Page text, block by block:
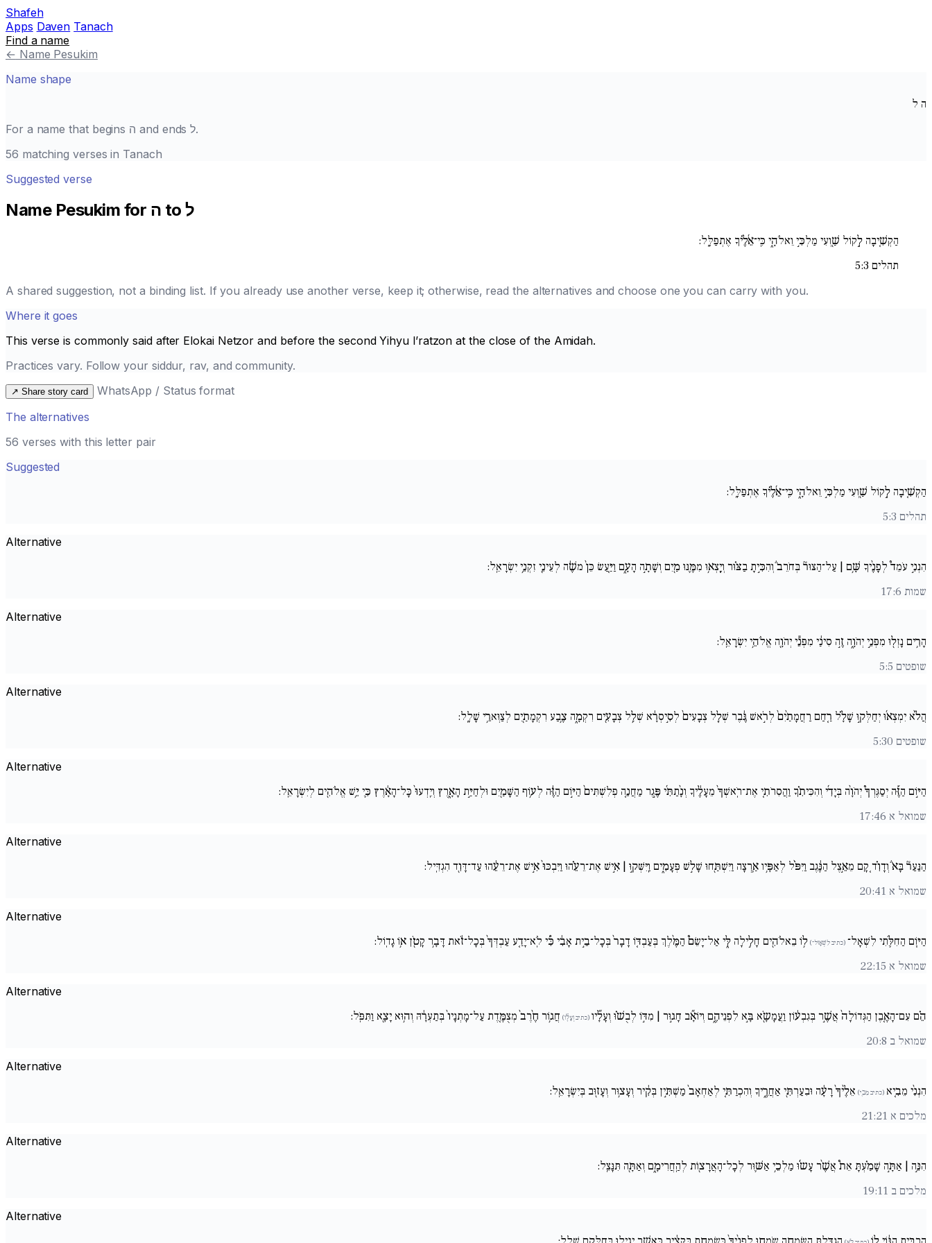
Shafeh
Apps Daven Tanach
Find a name
← Name Pesukim
Name shape
ה ל
For a name that begins ה and endsל.
56 matching verses in Tanach
Suggested verse
Name Pesukim for ה to ל
הַקְשִׁ֚יבָה לְ֣קוֹל שַׁ֖וְעִי מַלְכִּ֣י וֵאלֹהָ֑י כִּֽי־אֵ֜לֶ֗יךָ אֶתְפַּלָּֽל:
תהלים 5:3
A shared suggestion, not a binding list. If you already use another verse, keep it; otherwise, read the alternatives and choose one you can carry with you.
Where it goes
This verse is commonly said after Elokai Netzor and before the secondYihyu l’ratzon at the close of the Amidah.
Practices vary. Follow your siddur, rav, and community.
↗ Share story card
WhatsApp / Status format
The alternatives
56 verses with this letter pair
Suggested
הַקְשִׁ֚יבָה לְ֣קוֹל שַׁ֖וְעִי מַלְכִּ֣י וֵאלֹהָ֑י כִּֽי־אֵ֜לֶ֗יךָ אֶתְפַּלָּֽל:
תהלים 5:3
Alternative
הִנְנִ֣י עֹמֵד֩ לְפָנֶ֨יךָ שָּׁ֥ם | עַל־הַצּוּר֘ בְּחֹרֵב֒ וְהִכִּ֣יתָ בַצּ֗וּר וְיָֽצְא֥וּ מִמֶּ֛נּוּ מַ֖יִם וְשָׁתָ֣ה הָעָ֑ם וַיַּ֤עַשׂ כֵּן֙ משֶׁ֔ה לְעֵינֵ֖י זִקְנֵ֥י יִשְׂרָאֵֽל:
שמות 17:6
Alternative
הָרִ֥ים נָזְל֖וּ מִפְּנֵ֣י יְהֹוָ֑ה זֶ֣ה סִינַ֔י מִפְּנֵ֕י יְהֹוָ֖ה אֱלֹהֵ֥י יִשְׂרָאֵֽל:
שופטים 5:5
Alternative
הֲלֹ֨א יִמְצְא֜וּ יְחַלְּק֣וּ שָׁלָ֗ל רַ֚חַם רַחֲמָתַ֙יִם֙ לְרֹ֣אשׁ גֶּ֔בֶר שְׁלַ֚ל צְבָעִים֙ לְסִ֣יסְרָ֔א שְׁלַ֥ל צְבָעִ֖ים רִקְמָ֑ה צֶ֥בַע רִקְמָתַ֖יִם לְצַוְּארֵ֥י שָׁלָֽל:
שופטים 5:30
Alternative
הַיּ֣וֹם הַזֶּ֡ה יְסַגֶּרְךָ֩ יְהֹוָ֨ה בְּיָדִ֜י וְהִכִּיתִ֗ךָ וַהֲסִרֹתִ֚י אֶת־רֹֽאשְׁךָ֙ מֵעָלֶ֔יךָ וְנָ֨תַתִּ֜י פֶּ֣גֶר מַחֲנֵ֚ה פְלִשְׁתִּים֙ הַיּ֣וֹם הַזֶּ֔ה לְע֥וֹף הַשָּׁמַ֖יִם וּלְחַיַּ֣ת הָאָ֑רֶץ וְיֵֽדְעוּ֙ כָּל־הָאָ֔רֶץ כִּ֛י יֵ֥שׁ אֱלֹהִ֖ים לְיִשְׂרָאֵֽל:
שמואל א 17:46
Alternative
הַנַּעַר֘ בָּא֒ וְדָוִ֗ד ֤קָם מֵאֵ֣צֶל הַנֶּ֔גֶב וַיִּפֹּ֨ל לְאַפָּ֥יו אַ֛רְצָה וַיִּשְׁתַּ֖חוּ שָׁל֣שׁ פְּעָמִ֑ים וַֽיִּשְּׁק֣וּ | אִ֣ישׁ אֶת־רֵעֵ֗הוּ וַיִּבְכּוּ֙ אִ֣ישׁ אֶת־רֵעֵ֔הוּ עַד־דָּוִ֖ד הִגְדִּֽיל:
שמואל א 20:41
Alternative
הַיּ֧וֹם הַחִלֹּ֛תִי לִשְׁאָל־ (כתיב לִשְׁאָול־) ל֥וֹ בֵאלֹהִ֖ים חָלִ֣ילָה לִּ֑י אַל־יָשֵׂם֩ הַמֶּ֨לֶךְ בְּעַבְדּ֚וֹ דָבָר֙ בְּכָל־בֵ֣ית אָבִ֔י כִּ֠י לֹֽא־יָדַ֚ע עַבְדְּךָ֙ בְּכָל־זֹ֔את דָּבָ֥ר קָטֹ֖ן א֥וֹ גָדֽוֹל:
שמואל א 22:15
Alternative
הֵ֗ם עִם־הָאֶ֚בֶן הַגְּדוֹלָה֙ אֲשֶׁ֣ר בְּגִבְע֔וֹן וַעֲמָשָֹ֖א בָּ֣א לִפְנֵיהֶ֑ם וְיוֹאָ֞ב חָג֣וּר | מִדּ֣וֹ לְבֻשׁ֗וּ וְעָלָ֞יו (כתיב וְעָלָ֞ו) חֲג֥וֹר חֶ֙רֶב֙ מְצֻמֶּ֚דֶת עַל־מָתְנָיו֙ בְּתַעְרָ֔הּ וְה֥וּא יָצָ֖א וַתִּפֹּֽל:
שמואל ב 20:8
Alternative
הִנְנִ֨י מֵבִ֚יא (כתיב מֵבִ֚י) אֵלֶ֙יךָ֙ רָעָ֔ה וּבִעַרְתִּ֖י אַחֲרֶ֑יךָ וְהִכְרַתִּ֚י לְאַחְאָב֙ מַשְׁתִּ֣ין בְּקִ֔יר וְעָצ֥וּר וְעָז֖וּב בְּיִשְׂרָאֵֽל:
מלכים א 21:21
Alternative
הִנֵּ֣ה | אַתָּ֣ה שָׁמַ֗עְתָּ אֵת֩ אֲשֶׁ֨ר עָשֹ֜וּ מַלְכֵ֥י אַשּׁ֛וּר לְכָל־הָאֲרָצ֖וֹת לְהַֽחֲרִימָ֑ם וְאַתָּ֖ה תִּנָּצֵֽל:
מלכים ב 19:11
Alternative